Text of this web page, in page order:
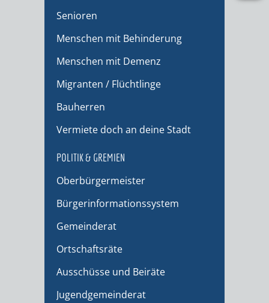
Senioren
Menschen mit Behinderung
Menschen mit Demenz
Migranten / Flüchtlinge
Bauherren
Vermiete doch an deine Stadt
POLITIK & GREMIEN
Oberbürgermeister
Bürgerinformationssystem
Gemeinderat
Ortschaftsräte
Ausschüsse und Beiräte
Jugendgemeinderat